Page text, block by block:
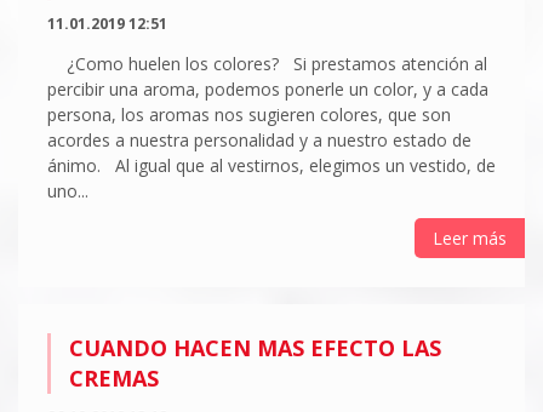
11.01.2019 12:51
¿Como huelen los colores? Si prestamos atención al
percibir una aroma, podemos ponerle un color, y a cada
persona, los aromas nos sugieren colores, que son
acordes a nuestra personalidad y a nuestro estado de
ánimo. Al igual que al vestirnos, elegimos un vestido, de
uno...
Leer más
CUANDO HACEN MAS EFECTO LAS
CREMAS